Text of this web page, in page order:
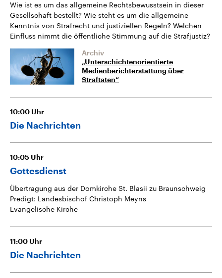
Wie ist es um das allgemeine Rechtsbewusstsein in dieser
Gesellschaft bestellt? Wie steht es um die allgemeine
Kenntnis von Strafrecht und justiziellen Regeln? Welchen
Einfluss nimmt die öffentliche Stimmung auf die Strafjustiz?
Archiv
„Unterschichtenorientierte
Medienberichterstattung über
Straftaten“
10:00 Uhr
Die Nachrichten
10:05 Uhr
Gottesdienst
Übertragung aus der Domkirche St. Blasii zu Braunschweig
Predigt: Landesbischof Christoph Meyns
Evangelische Kirche
11:00 Uhr
Die Nachrichten